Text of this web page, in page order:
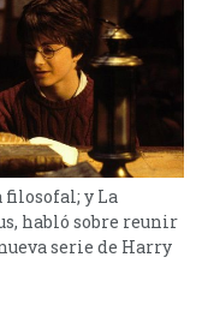
y La
habló sobre reunir
serie de Harry
y en torno
de los dos